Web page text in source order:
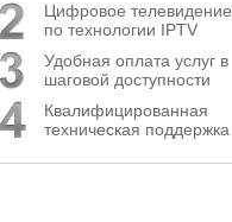
Цифровое телевидение
по технологии IPTV
Удобная оплата услуг в
шаговой доступности
Квалифицированная
техническая поддержка